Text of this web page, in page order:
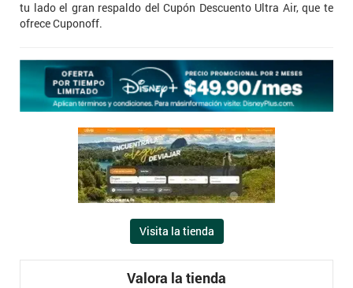
tu lado el gran respaldo del Cupón Descuento Ultra Air, que te
ofrece Cuponoff.
Visita la tienda
Valora la tienda